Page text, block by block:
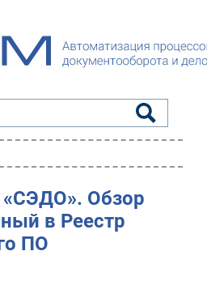
Обзор
в Реестр
ПО